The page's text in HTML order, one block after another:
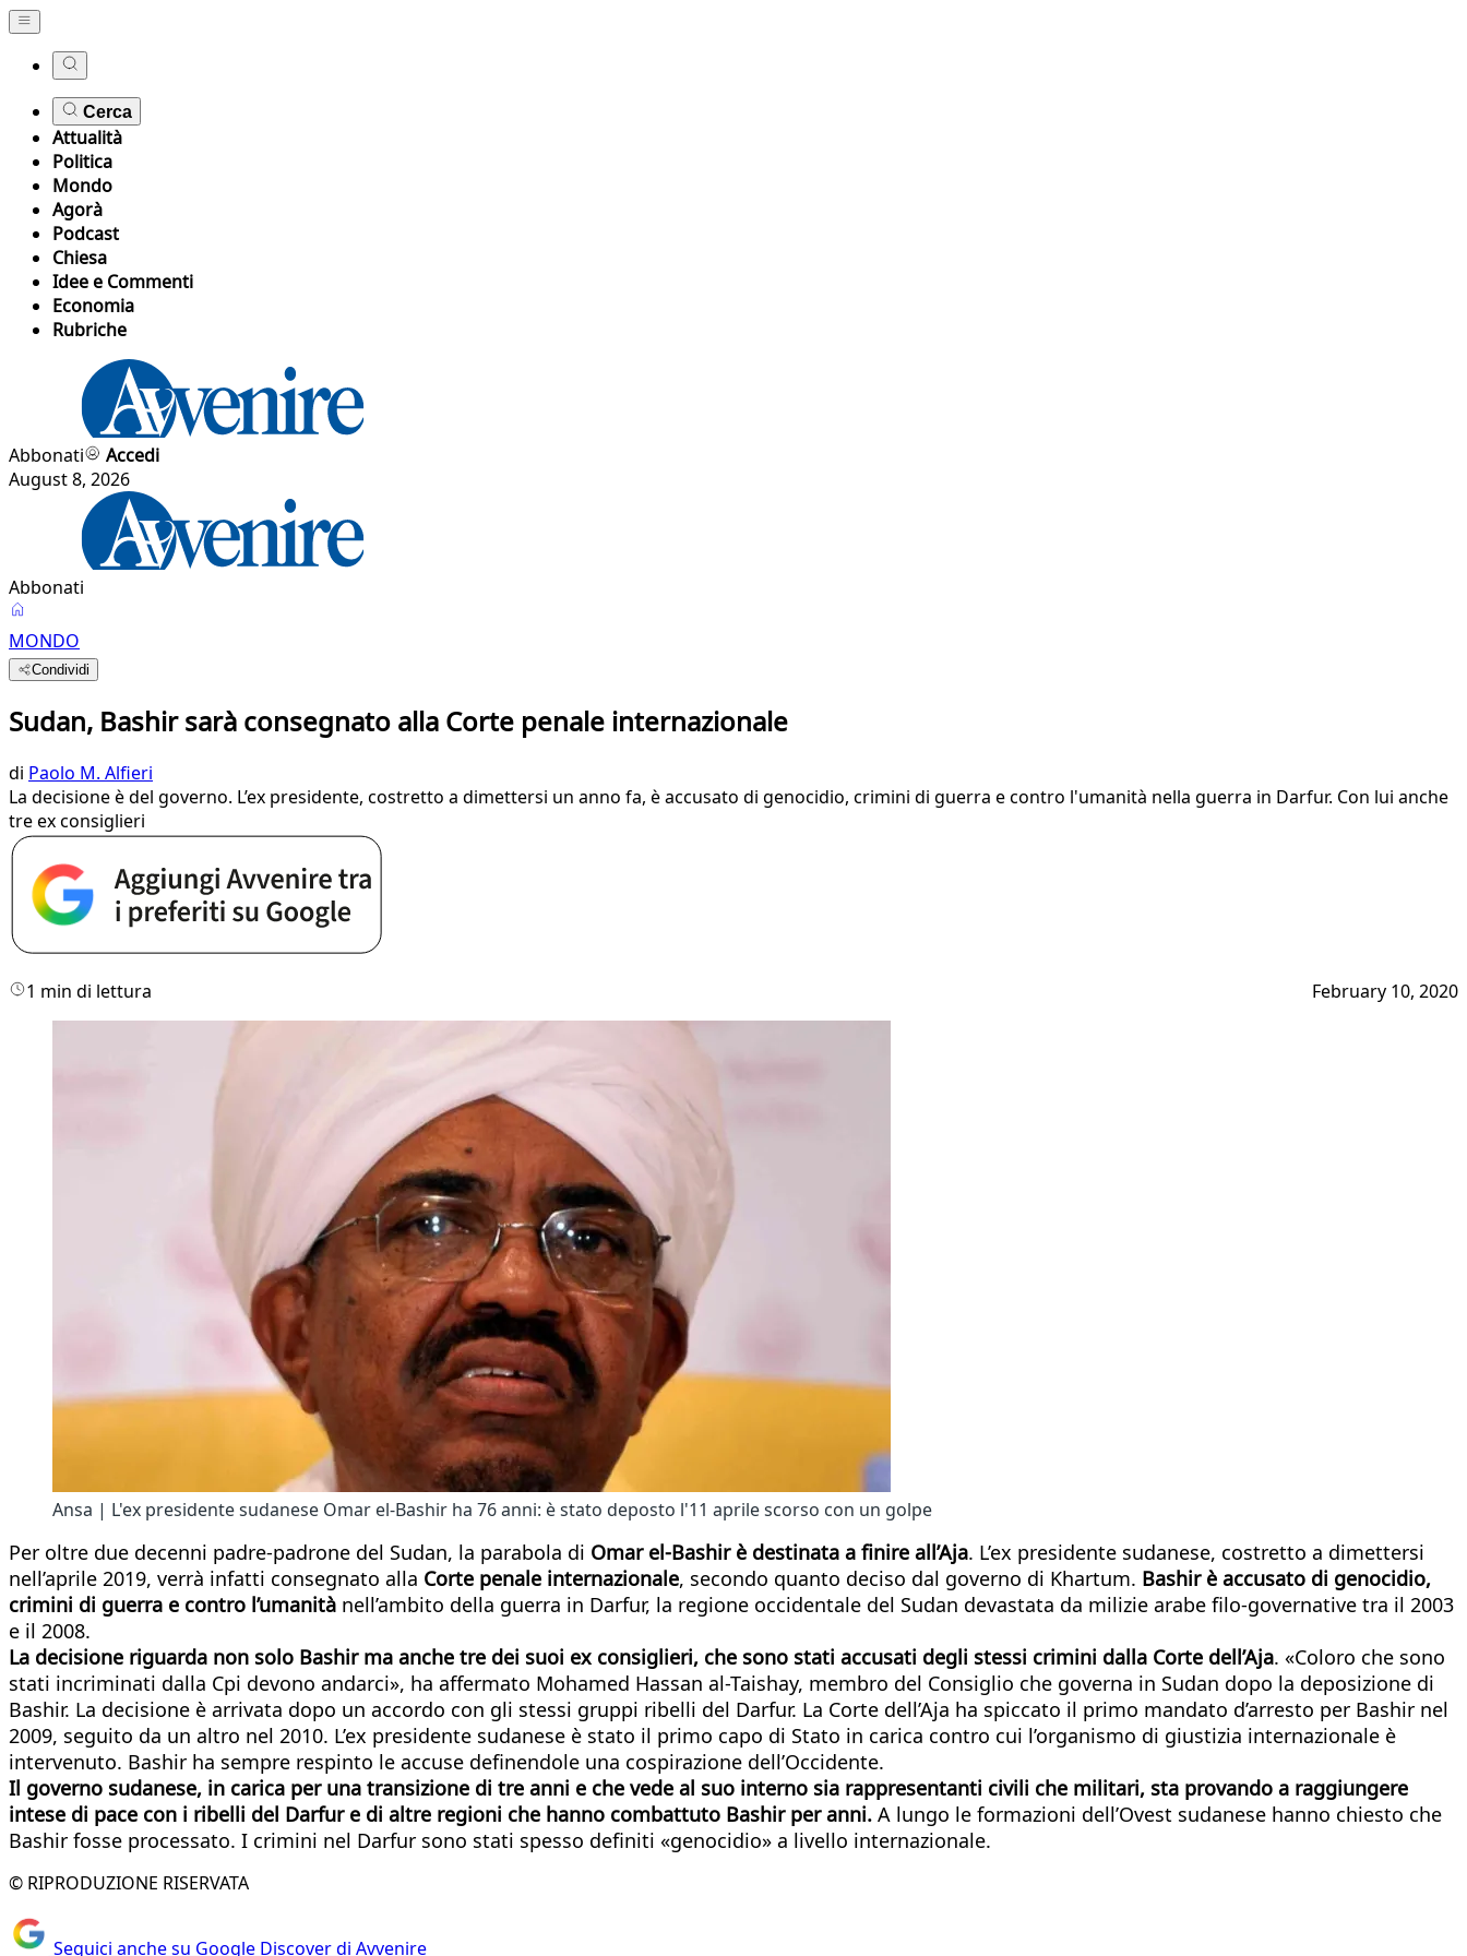
Cerca
Attualità
Politica
Mondo
Agorà
Podcast
Chiesa
Idee e Commenti
Economia
Rubriche
Abbonati
Accedi
August 8, 2026
Abbonati
MONDO
Condividi
Sudan, Bashir sarà consegnato alla Corte penale internazionale
di Paolo M. Alfieri
La decisione è del governo. L’ex presidente, costretto a dimettersi un anno fa, è accusato di genocidio, crimini di guerra e contro l'umanità nella guerra in Darfur. Con lui anche
tre ex consiglieri
1 min di lettura February 10, 2020
Ansa | L'ex presidente sudanese Omar el-Bashir ha 76 anni: è stato deposto l'11 aprile scorso con un golpe
Per oltre due decenni padre-padrone del Sudan, la parabola di Omar el-Bashir è destinata a finire all’Aja. L’ex presidente sudanese, costretto a dimettersi
nell’aprile 2019, verrà infatti consegnato alla Corte penale internazionale, secondo quanto deciso dal governo di Khartum. Bashir è accusato di genocidio,
crimini di guerra e contro l’umanità nell’ambito della guerra in Darfur, la regione occidentale del Sudan devastata da milizie arabe filo-governative tra il 2003
e il 2008.
La decisione riguarda non solo Bashir ma anche tre dei suoi ex consiglieri, che sono stati accusati degli stessi crimini dalla Corte dell’Aja. «Coloro che sono
stati incriminati dalla Cpi devono andarci», ha affermato Mohamed Hassan al-Taishay, membro del Consiglio che governa in Sudan dopo la deposizione di
Bashir. La decisione è arrivata dopo un accordo con gli stessi gruppi ribelli del Darfur. La Corte dell’Aja ha spiccato il primo mandato d’arresto per Bashir nel
2009, seguito da un altro nel 2010. L’ex presidente sudanese è stato il primo capo di Stato in carica contro cui l’organismo di giustizia internazionale è
intervenuto. Bashir ha sempre respinto le accuse definendole una cospirazione dell’Occidente.
Il governo sudanese, in carica per una transizione di tre anni e che vede al suo interno sia rappresentanti civili che militari, sta provando a raggiungere
intese di pace con i ribelli del Darfur e di altre regioni che hanno combattuto Bashir per anni. A lungo le formazioni dell’Ovest sudanese hanno chiesto che
Bashir fosse processato. I crimini nel Darfur sono stati spesso definiti «genocidio» a livello internazionale.
© RIPRODUZIONE RISERVATA
Seguici anche su Google Discover di Avvenire